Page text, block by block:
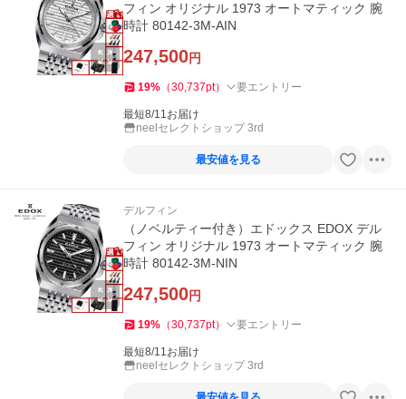
フィン オリジナル 1973 オートマティック 腕
時計 80142-3M-AIN
247,500円
19% （30,737pt） 要エントリー
最短8/11お届け
neelセレクトショップ 3rd
最安値を見る
デルフィン
（ノベルティー付き）エドックス EDOX デル
フィン オリジナル 1973 オートマティック 腕
時計 80142-3M-NIN
247,500円
19% （30,737pt） 要エントリー
最短8/11お届け
neelセレクトショップ 3rd